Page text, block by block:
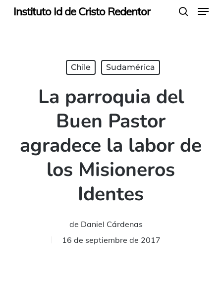
SkipInstituto Id de Cristo Redentor Menu
Chile Sudamérica
La parroquia del
Buen Pastor
agradece la labor de
los Misioneros
Identes
de Daniel Cárdenas
16 de septiembre de 2017